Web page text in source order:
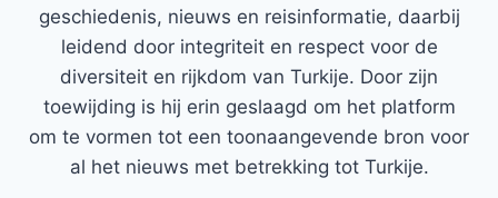
geschiedenis, nieuws en reisinformatie, daarbij
leidend door integriteit en respect voor de
diversiteit en rijkdom van Turkije. Door zijn
toewijding is hij erin geslaagd om het platform
om te vormen tot een toonaangevende bron voor
al het nieuws met betrekking tot Turkije.